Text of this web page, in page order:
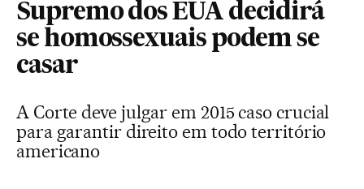
Supremo dos EUA decidirá
se homossexuais podem se
casar
A Corte deve julgar em 2015 caso crucial
para garantir direito em todo território
americano